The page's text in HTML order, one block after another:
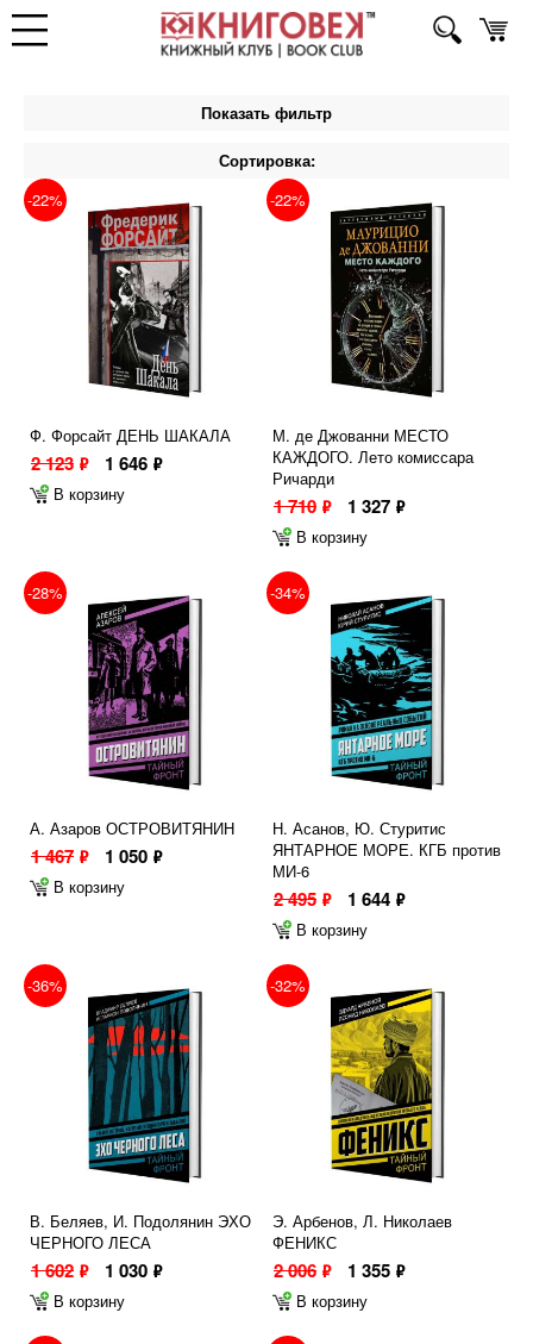
Показать фильтр
Сортировка:
-22%
Ф. Форсайт ДЕНЬ ШАКАЛА
2 123 ф 1 646 ф
В корзину
-22%
М. де Джованни МЕСТО
КАЖДОГО. Лето комиссара
Ричарди
1 710 ф 1 327 ф
В корзину
-28%
А. Азаров ОСТРОВИТЯНИН
1 467 ф 1 050 ф
В корзину
-34%
Н. Асанов, Ю. Стуритис
ЯНТАРНОЕ МОРЕ. КГБ против
МИ-6
2 495 ф 1 644 ф
В корзину
-36%
В. Беляев, И. Подолянин ЭХО
ЧЕРНОГО ЛЕСА
1 602 ф 1 030 ф
В корзину
-32%
Э. Арбенов, Л. Николаев
ФЕНИКС
2 006 ф 1 355 ф
В корзину